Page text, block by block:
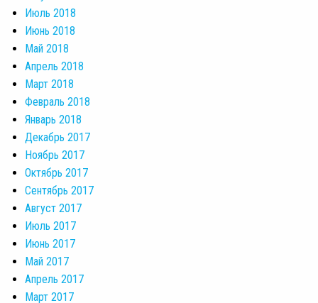
Июль 2018
Июнь 2018
Май 2018
Апрель 2018
Март 2018
Февраль 2018
Январь 2018
Декабрь 2017
Ноябрь 2017
Октябрь 2017
Сентябрь 2017
Август 2017
Июль 2017
Июнь 2017
Май 2017
Апрель 2017
Март 2017